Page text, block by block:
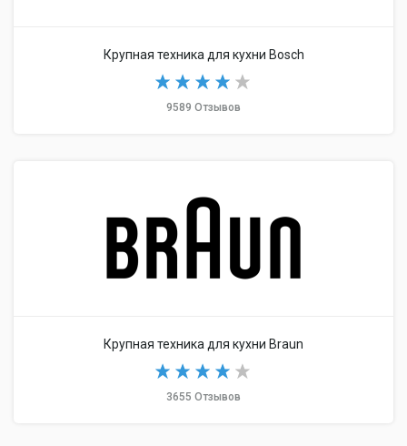
Крупная техника для кухни Bosch
9589 Отзывов
Крупная техника для кухни Braun
3655 Отзывов